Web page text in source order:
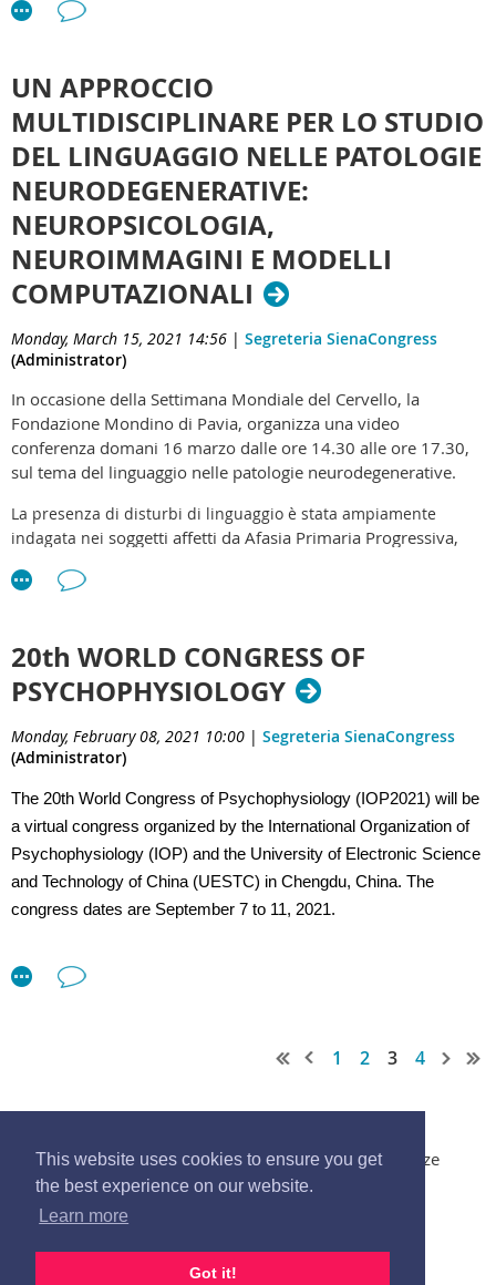
This website uses cookies to ensure you get
the best experience on our website.
Learn more
Got it!
minuti saranno dedicati al talk live di un unico speaker e 15
sulla pagina SIPF
CLICCA QUI PER VISITARE LA PAGINA DEGLI SNACK SIPF
UN APPROCCIO
MULTIDISCIPLINARE PER LO STUDIO
DEL LINGUAGGIO NELLE PATOLOGIE
NEURODEGENERATIVE:
NEUROPSICOLOGIA,
NEUROIMMAGINI E MODELLI
COMPUTAZIONALI
Monday, March 15, 2021 14:56 | Segreteria SienaCongress
(Administrator)
In occasione della Settimana Mondiale del Cervello, la
Fondazione Mondino di Pavia, organizza una video
conferenza domani 16 marzo dalle ore 14.30 alle ore 17.30,
sul tema del linguaggio nelle patologie neurodegenerative.
La presenza di disturbi di linguaggio è stata ampiamente
indagata nei soggetti affetti da Afasia Primaria Progressiva,
anche in altre patologie. In tali condizioni cliniche, il profilo
Le recenti innovazioni nel campo delle neuroscienze cognitive
hanno portato a nuove metodiche di analisi e integrazione di
dati provenienti da molteplici sorgenti, offrendo una
prospettiva unica per indagare fenomeni complessi quali il
linguaggio. Dati questi presupposti, il Workshop ha lo scopo
patologie neurodegenerative, sia per quanto riguarda gli
aspetti diagnostici che le possibilità riabilitative, per
caratterizzare il profilo linguistico integrando informazioni
provenienti da differenti sorgenti (dati comportamentali e
cognitivi, di neuroimmagine e computazionali) tramite un
CLICCA QUI PER MAGGIORI INFORMAZIONI E
20th WORLD CONGRESS OF
PSYCHOPHYSIOLOGY
Monday, February 08, 2021 10:00 | Segreteria SienaCongress
(Administrator)
The 20th World Congress of Psychophysiology (IOP2021) will be
a virtual congress organized by the International Organization of
Psychophysiology (IOP) and the University of Electronic Science
and Technology of China (UESTC) in Chengdu, China. The
congress dates are September 7 to 11, 2021.
http://www.iop2021.com/index.html
1 2 3 4
© 2017 Società Italiana di Psicofisiologia e Neuroscienze
Cognitive. All Rights Reserved -segreteria@sipf.it
Cookie Policy-